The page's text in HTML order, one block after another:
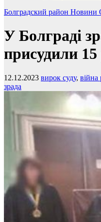
Болградский район Новини
У Болграді
присудили 15
12.12.2023 вирок суду, війна
зрада